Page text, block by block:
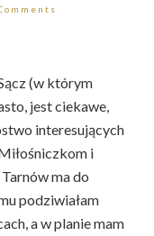
(w którym
jest ciekawe,
interesujących
i
ma do
podziwiałam
a w planie mam